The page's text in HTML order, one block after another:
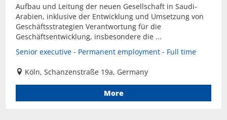
Aufbau und Leitung der neuen Gesellschaft in Saudi-
Arabien, inklusive der Entwicklung und Umsetzung von
Geschäftsstrategien Verantwortung für die
Geschäftsentwicklung, insbesondere die ...
Senior executive - Permanent employment - Full time
Köln, Schanzenstraße 19a, Germany
More